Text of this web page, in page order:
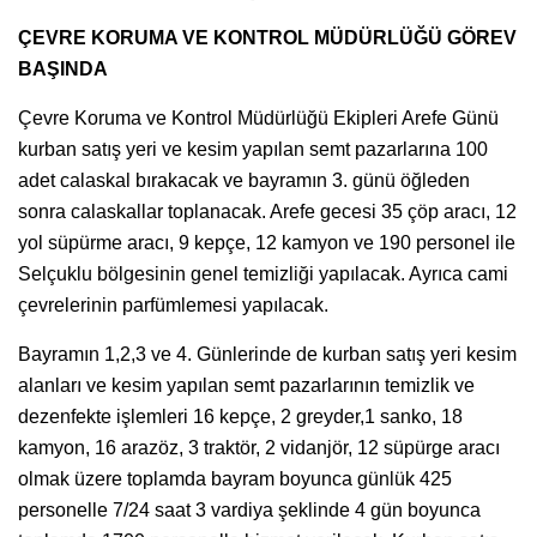
ÇEVRE KORUMA VE KONTROL MÜDÜRLÜĞÜ GÖREV
BAŞINDA
Çevre Koruma ve Kontrol Müdürlüğü Ekipleri Arefe Günü
kurban satış yeri ve kesim yapılan semt pazarlarına 100
adet calaskal bırakacak ve bayramın 3. günü öğleden
sonra calaskallar toplanacak. Arefe gecesi 35 çöp aracı, 12
yol süpürme aracı, 9 kepçe, 12 kamyon ve 190 personel ile
Selçuklu bölgesinin genel temizliği yapılacak. Ayrıca cami
çevrelerinin parfümlemesi yapılacak.
Bayramın 1,2,3 ve 4. Günlerinde de kurban satış yeri kesim
alanları ve kesim yapılan semt pazarlarının temizlik ve
dezenfekte işlemleri 16 kepçe, 2 greyder,1 sanko, 18
kamyon, 16 arazöz, 3 traktör, 2 vidanjör, 12 süpürge aracı
olmak üzere toplamda bayram boyunca günlük 425
personelle 7/24 saat 3 vardiya şeklinde 4 gün boyunca